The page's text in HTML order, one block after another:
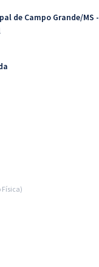
de Campo Grande/MS -
Física)